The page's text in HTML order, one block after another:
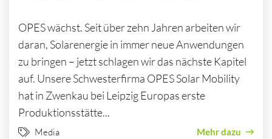
OPES wächst. Seit über zehn Jahren arbeiten wir
daran, Solarenergie in immer neue Anwendungen
zu bringen – jetzt schlagen wir das nächste Kapitel
auf. Unsere Schwesterfirma OPES Solar Mobility
hat in Zwenkau bei Leipzig Europas erste
Produktionsstätte...
Media Mehr dazu